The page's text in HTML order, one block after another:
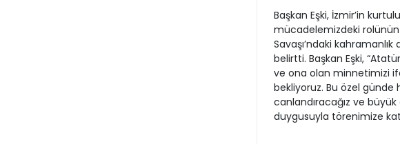
Başkan Eşki, İzmir’in
mücadelemizdeki rolünün
Savaşı’ndaki
belirtti. Başkan Eşki,
ve ona olan minnetimizi
bekliyoruz. Bu özel günde
canlandıracağız ve
duygusuyla törenimize